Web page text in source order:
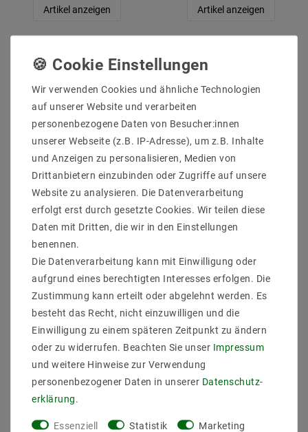
Artikel anzeigen Artikel anzeigen
SELF SLT100-12VFG
12.0 V/DC/0-8.33 A 8.33
A 96 W IP20
UVP 54,01 €
Artikel anzeigen
Self Electronics SLT75-
12VFG 12.0 V/DC/0-6.25
Artikel anzeigen
Wir verwenden Cookies und ähnliche Technologien
auf unserer Website und verarbeiten
personenbezogene Daten von Besucher:innen
unserer Webseite (z.B. IP-Adresse), um z.B. Inhalte
und Anzeigen zu personalisieren, Medien von
Drittanbietern einzubinden oder Zugriffe auf unsere
Website zu analysieren. Die Datenverarbeitung
erfolgt erst durch gesetzte Cookies. Wir teilen diese
Daten mit Dritten, die wir in den Einstellungen
benennen.
Die Datenverarbeitung kann mit Einwilligung oder
aufgrund eines berechtigten Interesses erfolgen. Die
Zustimmung kann erteilt oder abgelehnt werden. Es
besteht das Recht, nicht einzuwilligen und die
Einwilligung zu einem späteren Zeitpunkt zu ändern
oder zu widerrufen. Beachten Sie unser Impressum
und weitere Hinweise zur Verwendung
personenbezogener Daten in unserer Daten­schutz­
erklärung.
Essenziell Statistik Marketing